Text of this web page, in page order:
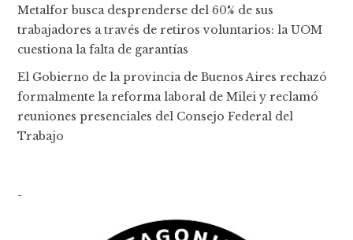
Metalfor busca desprenderse del 60% de sus
trabajadores a través de retiros voluntarios: la UOM
cuestiona la falta de garantías
El Gobierno de la provincia de Buenos Aires rechazó
formalmente la reforma laboral de Milei y reclamó
reuniones presenciales del Consejo Federal del
Trabajo
-